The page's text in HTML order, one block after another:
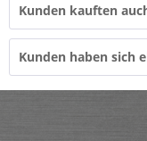
Kunden kauften
Kunden haben sich